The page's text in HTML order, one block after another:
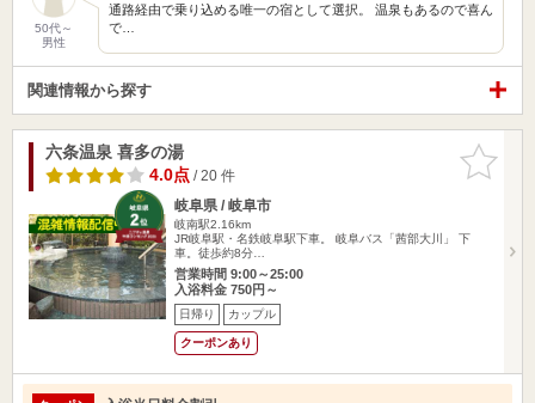
50代～
男性
通路経由で乗り込める唯一の宿として選択。 温泉もあるので喜ん
で…
関連情報から探す
お気に入
りに追加
六条温泉 喜多の湯
4.0点/ 20 件
岐阜県 / 岐阜市
岐南駅2.16km
JR岐阜駅・名鉄岐阜駅下車。 岐阜バス「茜部大川」 下
車。徒歩約8分…
営業時間 9:00～25:00
入浴料金 750円～
日帰り カップル
クーポンあり